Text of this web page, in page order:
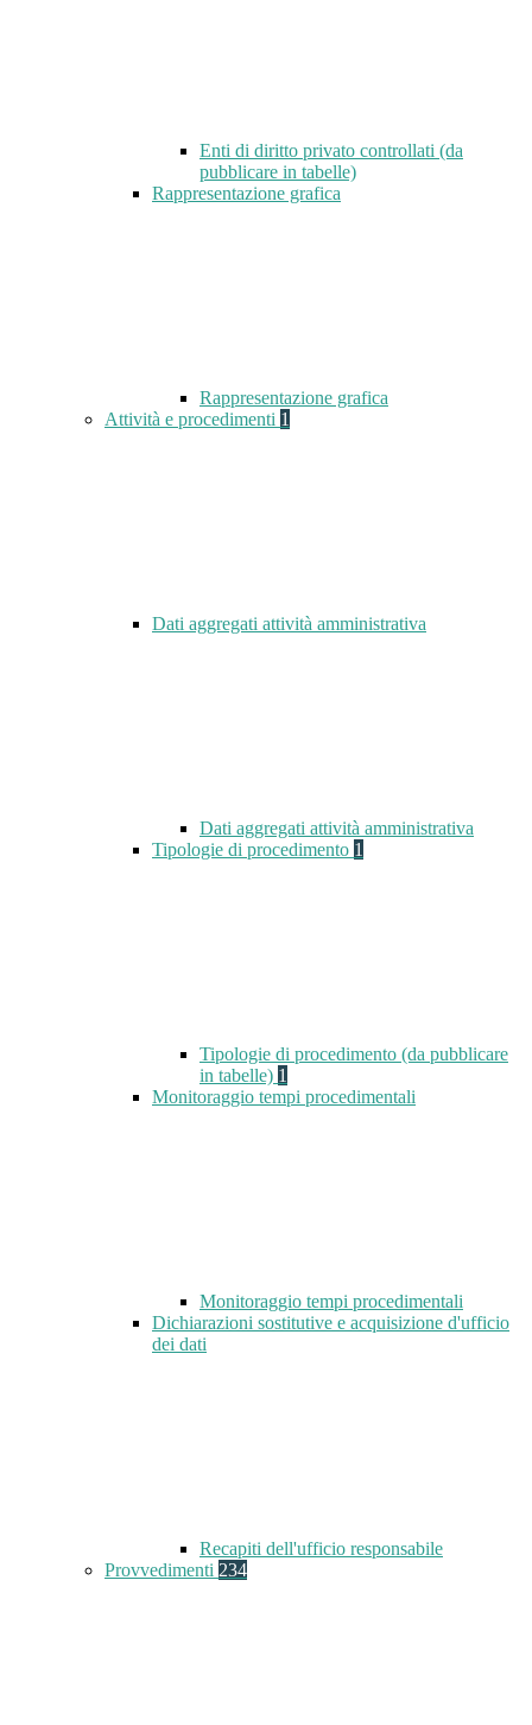
Enti di diritto privato controllati (da
pubblicare in tabelle)
Rappresentazione grafica
Rappresentazione grafica
Attività e procedimenti 1
Dati aggregati attività amministrativa
Dati aggregati attività amministrativa
Tipologie di procedimento 1
Tipologie di procedimento (da pubblicare
in tabelle) 1
Monitoraggio tempi procedimentali
Monitoraggio tempi procedimentali
Dichiarazioni sostitutive e acquisizione d'ufficio
dei dati
Recapiti dell'ufficio responsabile
Provvedimenti 234